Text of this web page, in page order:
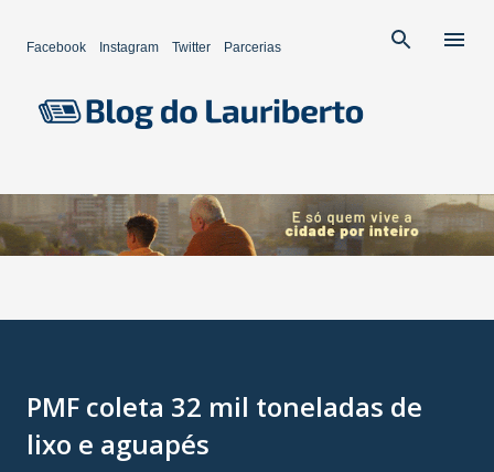
Facebook Instagram Twitter Parcerias
PMF coleta 32 mil toneladas de
lixo e aguapés